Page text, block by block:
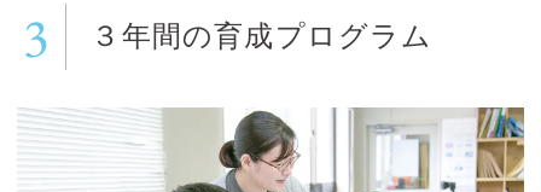
3 ３年間の育成プログラム